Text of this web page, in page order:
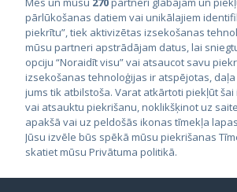
pārlūkošanas datiem vai unikālajiem
piekrītu”, tiek aktivizētas izsekošanas
mūsu partneri apstrādājam datus, lai
opciju “Noraidīt visu” vai atsaucot savu
izsekošanas tehnoloģijas ir atspējotas,
jums tik atbilstoša. Varat atkārtoti piekļūt
vai atsauktu piekrišanu, noklikšķinot uz
apakšā vai uz peldošās ikonas tīmekļa
Jūsu izvēle būs spēkā mūsu piekrišanas
skatiet mūsu Privātuma politikā.